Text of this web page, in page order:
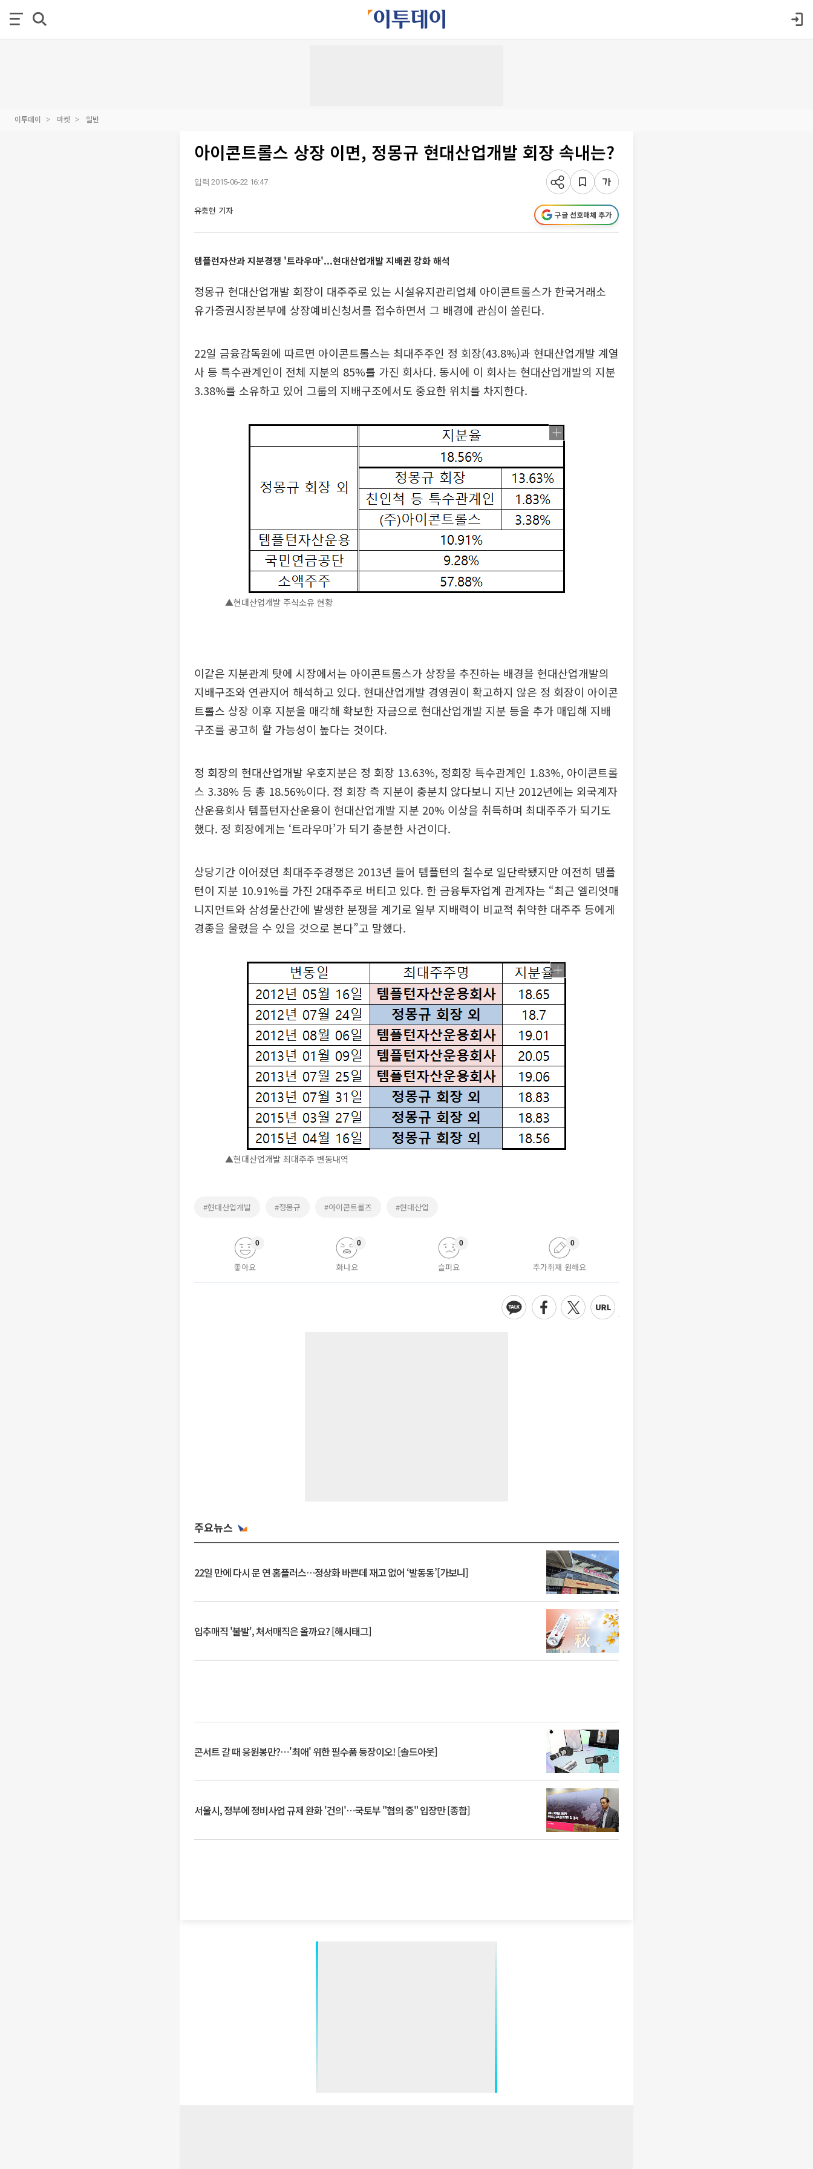
이투데이 마켓 일반
아이콘트롤스 상장 이면, 정몽규 현대산업개발 회장 속내는?
입력 2015-06-22 16:47
유충현 기자 구글 선호매체 추가
템플런자산과 지분경쟁 '트라우마'...현대산업개발 지배권 강화 해석
정몽규 현대산업개발 회장이 대주주로 있는 시설유지관리업체 아이콘트롤스가 한국거래소
유가증권시장본부에 상장예비신청서를 접수하면서 그 배경에 관심이 쏠린다.
22일 금융감독원에 따르면 아이콘트롤스는 최대주주인 정 회장(43.8%)과 현대산업개발 계열
사 등 특수관계인이 전체 지분의 85%를 가진 회사다. 동시에 이 회사는 현대산업개발의 지분
3.38%를 소유하고 있어 그룹의 지배구조에서도 중요한 위치를 차지한다.
▲현대산업개발 주식소유 현황
이같은 지분관계 탓에 시장에서는 아이콘트롤스가 상장을 추진하는 배경을 현대산업개발의
지배구조와 연관지어 해석하고 있다. 현대산업개발 경영권이 확고하지 않은 정 회장이 아이콘
트롤스 상장 이후 지분을 매각해 확보한 자금으로 현대산업개발 지분 등을 추가 매입해 지배
구조를 공고히 할 가능성이 높다는 것이다.
정 회장의 현대산업개발 우호지분은 정 회장 13.63%, 정회장 특수관계인 1.83%, 아이콘트롤
스 3.38% 등 총 18.56%이다. 정 회장 측 지분이 충분치 않다보니 지난 2012년에는 외국계자
산운용회사 템플턴자산운용이 현대산업개발 지분 20% 이상을 취득하며 최대주주가 되기도
했다. 정 회장에게는 ‘트라우마’가 되기 충분한 사건이다.
상당기간 이어졌던 최대주주경쟁은 2013년 들어 템플턴의 철수로 일단락됐지만 여전히 템플
턴이 지분 10.91%를 가진 2대주주로 버티고 있다. 한 금융투자업계 관계자는 “최근 엘리엇매
니지먼트와 삼성물산간에 발생한 분쟁을 계기로 일부 지배력이 비교적 취약한 대주주 등에게
경종을 울렸을 수 있을 것으로 본다”고 말했다.
▲현대산업개발 최대주주 변동내역
#현대산업개발 #정몽규 #아이콘트롤즈 #현대산업
좋아요
0
화나요
0
슬퍼요
0
추가취재 원해요
0
주요뉴스
22일 만에 다시 문 연 홈플러스…정상화 바쁜데 재고 없어 ‘발동동’[가보니]
입추매직 '불발', 처서매직은 올까요? [해시태그]
콘서트 갈 때 응원봉만?⋯'최애' 위한 필수품 등장이오! [솔드아웃]
서울시, 정부에 정비사업 규제 완화 '건의'⋯국토부 "협의 중" 입장만 [종합]